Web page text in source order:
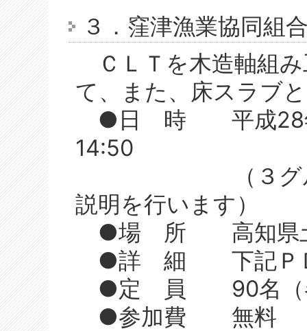
３．窪津漁業協同組
ＣＬＴを木造軸組
て、また、床スラブ
●日 時 平成28年
14:50
（３グループ
説明を行います）
●場 所 高知県土
●詳 細 下記ＰＤ
●定 員 90名（各
●参加費 無料